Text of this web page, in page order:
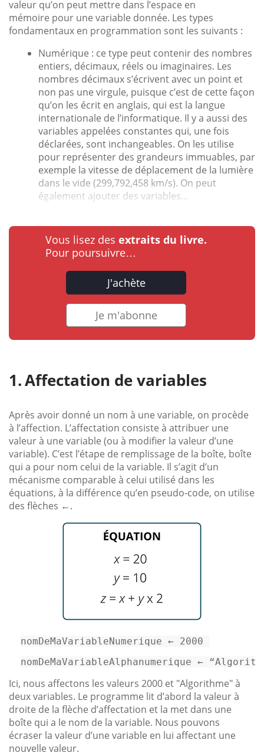
valeur qu’on peut mettre dans l’espace en
mémoire pour une variable donnée. Les types
fondamentaux en programmation sont les suivants :
Numérique : ce type peut contenir des nombres
entiers, décimaux, réels ou imaginaires. Les
nombres décimaux s’écrivent avec un point et
non pas une virgule, puisque c’est de cette façon
qu’on les écrit en anglais, qui est la langue
internationale de l’informatique. Il y a aussi des
variables appelées constantes qui, une fois
déclarées, sont inchangeables. On les utilise
pour représenter des grandeurs immuables, par
exemple la vitesse de déplacement de la lumière
dans le vide (299,792,458 km/s). On peut
également ajouter des variables...
Vous lisez des extraits du livre.
Pour poursuivre…
J'achète
Je m'abonne
Affectation de variables
Après avoir donné un nom à une variable, on procède
à l’affection. L’affectation consiste à attribuer une
valeur à une variable (ou à modifier la valeur d’une
variable). C’est l’étape de remplissage de la boîte, boîte
qui a pour nom celui de la variable. Il s’agit d’un
mécanisme comparable à celui utilisé dans les
équations, à la différence qu’en pseudo-code, on utilise
des flèches ← .
nomDeMaVariableNumerique ←
2000
nomDeMaVariableAlphanumerique ←
Ici, nous affectons les valeurs 2000 et "Algorithme" à
deux variables. Le programme lit d’abord la valeur à
droite de la flèche d’affectation et la met dans une
boîte qui a le nom de la variable. Nous pouvons
écraser la valeur d’une variable en lui affectant une
nouvelle valeur.